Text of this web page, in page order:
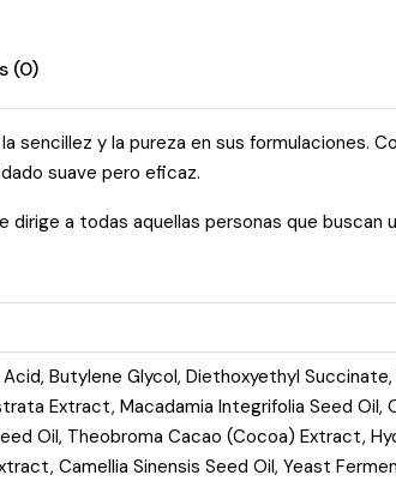
(0)
y la pureza en sus formulaciones.
suave pero eficaz.
a todas aquellas personas que buscan
Butylene Glycol, Diethoxyethyl
Extract, Macadamia Integrifolia Seed Oil,
Oil, Theobroma Cacao (Cocoa) Extract,
Camellia Sinensis Seed Oil, Yeast